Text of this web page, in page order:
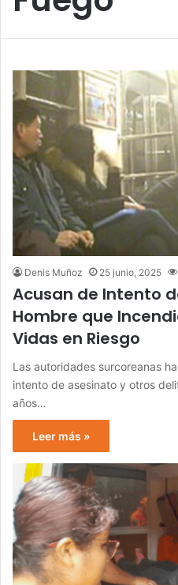
Denis Muñoz 25 junio, 2025
Acusan de Intento
Hombre que
Vidas en Riesgo
Las autoridades surcoreanas
intento de asesinato y otros
años…
Leer más »